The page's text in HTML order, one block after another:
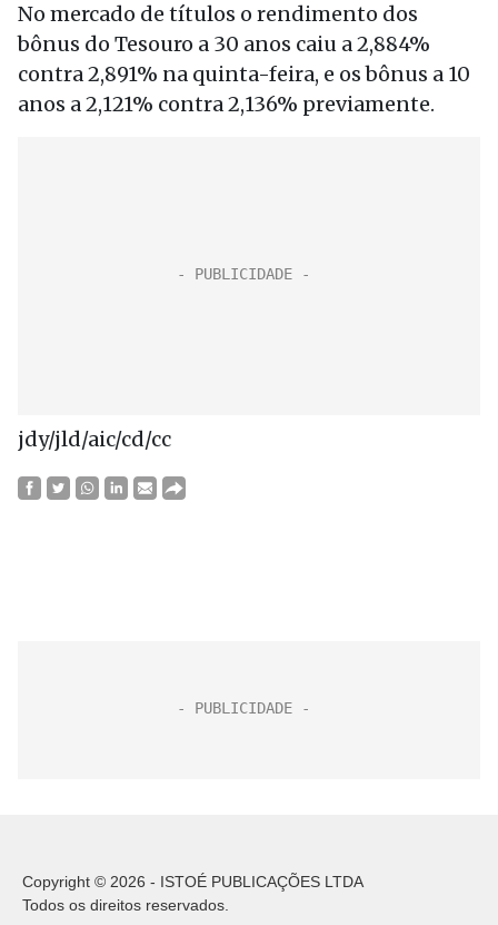
No mercado de títulos o rendimento dos
bônus do Tesouro a 30 anos caiu a 2,884%
contra 2,891% na quinta-feira, e os bônus a 10
anos a 2,121% contra 2,136% previamente.
jdy/jld/aic/cd/cc
Copyright © 2026 - ISTOÉ PUBLICAÇÕES LTDA
Todos os direitos reservados.